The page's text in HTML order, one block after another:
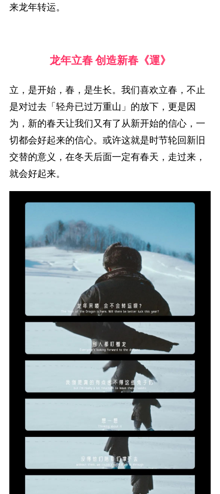
来龙年转运。
龙年立春 创造新春《運》
立，是开始，春，是生长。我们喜欢立春，不止
是对过去「轻舟已过万重山」的放下，更是因
为，新的春天让我们又有了从新开始的信心，一
切都会好起来的信心。或许这就是时节轮回新旧
交替的意义，在冬天后面一定有春天，走过来，
就会好起来。